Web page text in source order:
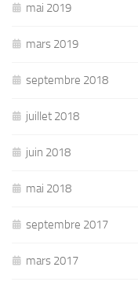
mai 2019
mars 2019
septembre 2018
juillet 2018
juin 2018
mai 2018
septembre 2017
mars 2017